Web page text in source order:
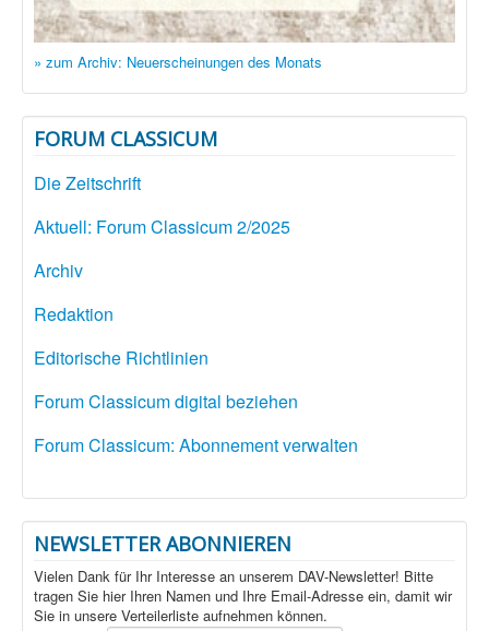
» zum Archiv: Neuerscheinungen des Monats
FORUM CLASSICUM
Die Zeitschrift
Aktuell: Forum Classicum 2/2025
Archiv
Redaktion
Editorische Richtlinien
Forum Classicum digital beziehen
Forum Classicum: Abonnement verwalten
NEWSLETTER ABONNIEREN
Vielen Dank für Ihr Interesse an unserem DAV-Newsletter! Bitte
tragen Sie hier Ihren Namen und Ihre Email-Adresse ein, damit wir
Sie in unsere Verteilerliste aufnehmen können.